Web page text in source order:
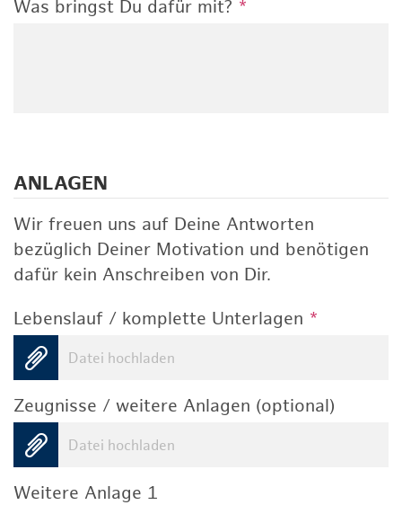
Was bringst Du dafür mit? *
ANLAGEN
Wir freuen uns auf Deine Antworten
bezüglich Deiner Motivation und benötigen
dafür kein Anschreiben von Dir.
Lebenslauf / komplette Unterlagen *
Datei hochladen
Zeugnisse / weitere Anlagen (optional)
Datei hochladen
Weitere Anlage 1